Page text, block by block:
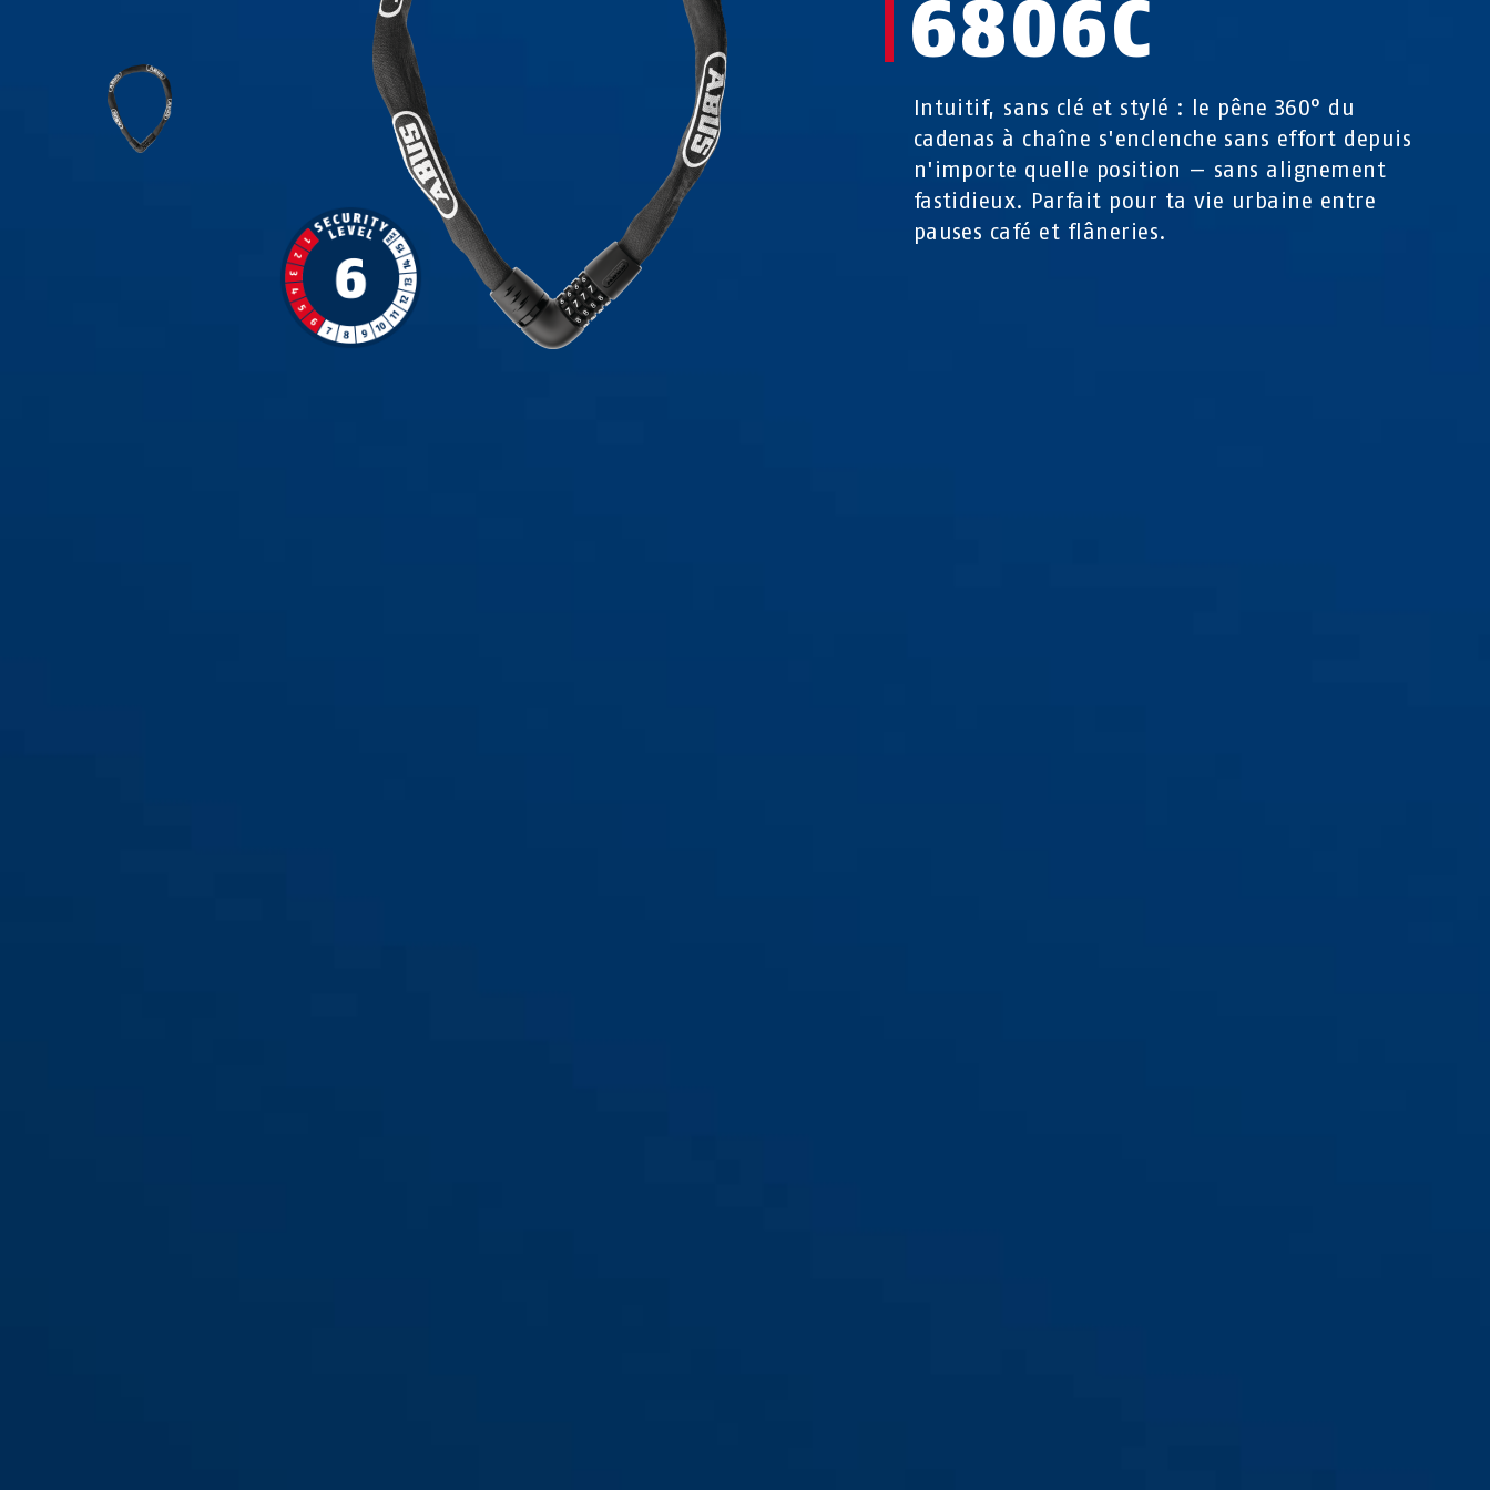
6806C
Intuitif, sans clé et stylé : le pêne 360° du
cadenas à chaîne s'enclenche sans effort depuis
n'importe quelle position — sans alignement
fastidieux. Parfait pour ta vie urbaine entre
pauses café et flâneries.